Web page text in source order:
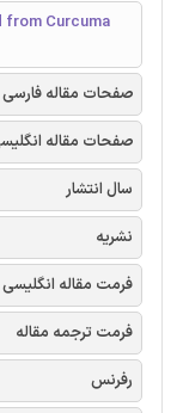
Curcuma
صفحات مقاله فارسی
صفحات مقاله
سال انتشار
نشریه
فرمت مقاله انگلیسی
فرمت ترجمه مقاله
رفرنس